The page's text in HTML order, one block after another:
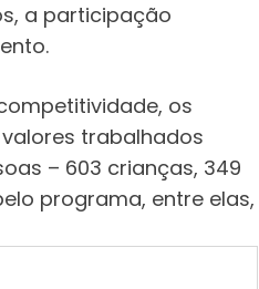
a participação
os
trabalhados
– 603 crianças, 349
programa, entre elas,